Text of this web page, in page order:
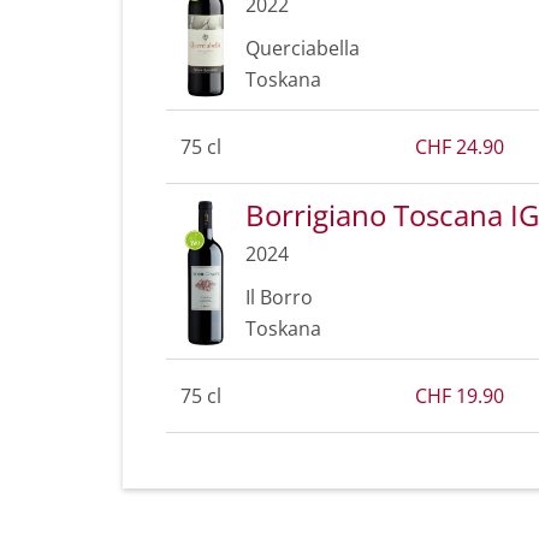
Querciabella
Toskana
75 cl CHF 24.90
Borrigiano Toscana
2024
Il Borro
Toskana
75 cl CHF 19.90